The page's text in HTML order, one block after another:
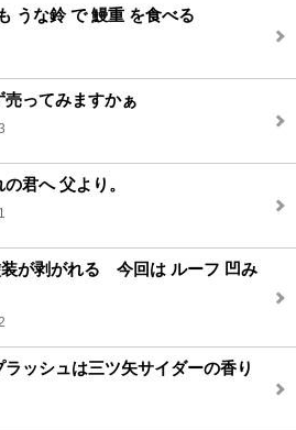
うな鈴 で 鰻重 を食べる
売ってみますかぁ
君へ 父より。
1
が剥がれる 今回は ルーフ 凹み
ッシュは三ツ矢サイダーの香り